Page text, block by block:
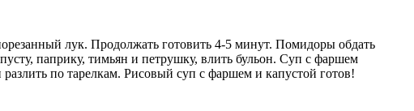
лук. Продолжать готовить 4-5 минут. Помидоры обдать
паприку, тимьян и петрушку, влить бульон. Суп с фаршем
по тарелкам. Рисовый суп с фаршем и капустой готов!